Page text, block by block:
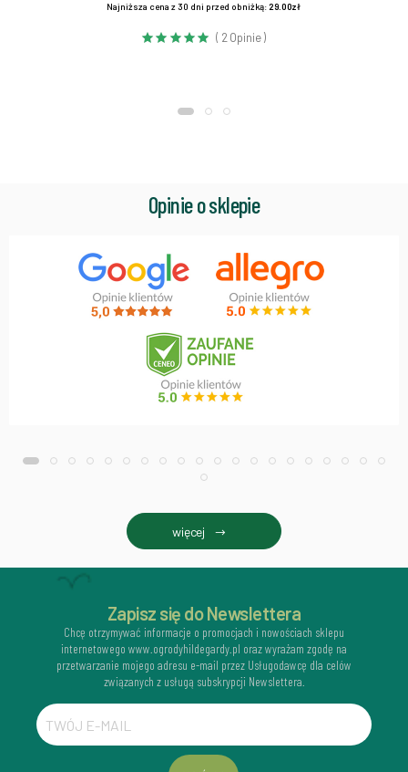
Najniższa cena z 30 dni przed obniżką:29.00zł
( 2 Opinie )
Opinie o sklepie
więcej
Zapisz się do Newslettera
Chcę otrzymywać informacje o promocjach i nowościach sklepu
internetowego www.ogrodyhildegardy.pl oraz wyrażam zgodę na
przetwarzanie mojego adresu e-mail przez Usługodawcę dla celów
związanych z usługą subskrypcji Newslettera.